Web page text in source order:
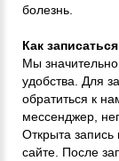
болезнь.
Как
Мы
удобства. Для
обратиться к
мессенджер,
Открыта запись
сайте. После